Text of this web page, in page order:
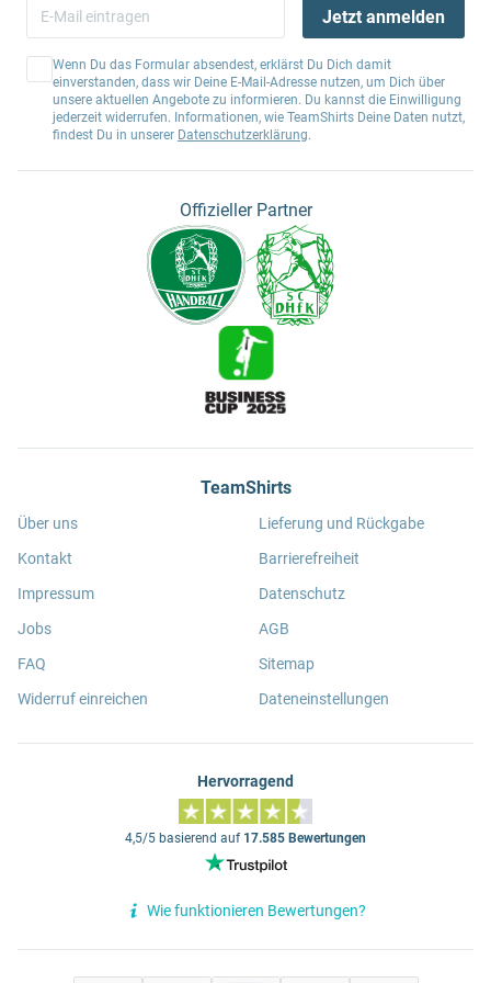
Jetzt anmelden
Wenn Du das Formular absendest, erklärst Du Dich damit
einverstanden, dass wir Deine E-Mail-Adresse nutzen, um Dich über
unsere aktuellen Angebote zu informieren. Du kannst die Einwilligung
jederzeit widerrufen. Informationen, wie TeamShirts Deine Daten nutzt,
findest Du in unserer Datenschutzerklärung.
Offizieller Partner
TeamShirts
Über uns
Kontakt
Impressum
Jobs
FAQ
Widerruf einreichen
Lieferung und Rückgabe
Barrierefreiheit
Datenschutz
AGB
Sitemap
Dateneinstellungen
Hervorragend
4,5/5 basierend auf 17.585 Bewertungen
Wie funktionieren Bewertungen?